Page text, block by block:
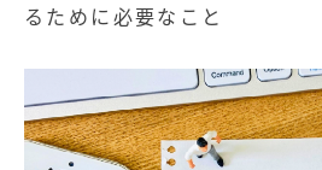
るために必要なこと